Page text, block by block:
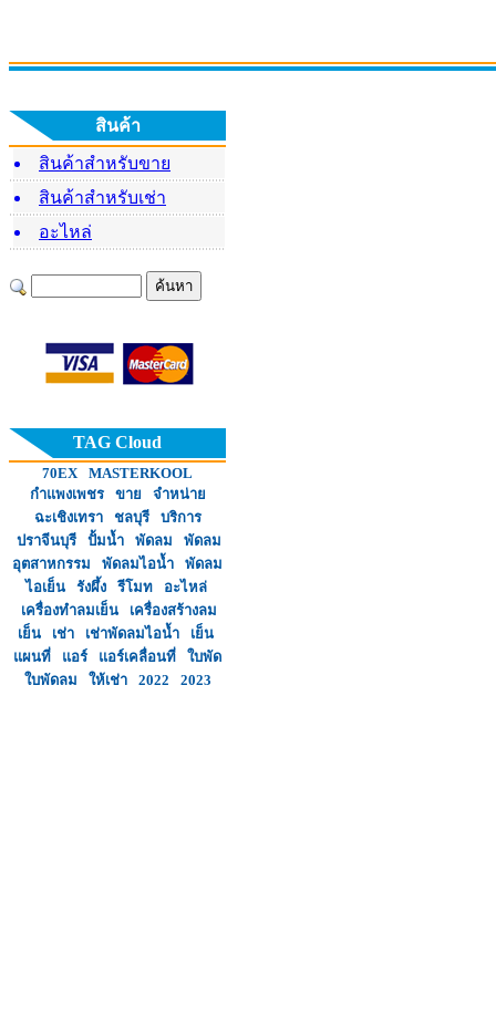
ไอน้ำ
พิธีตั้งศาลบวงสรวงท้าว
โครงการมอบพัดลมไอเย็น
แก่นายบุตร แก้วพิกุล
สินค้า
สินค้าสำหรับขาย
สินค้าสำหรับเช่า
อะไหล่
TAG Cloud
70EX
MASTERKOOL
กำแพงเพชร
ขาย
จำหน่าย
ฉะเชิงเทรา
ชลบุรี
บริการ
ปราจีนบุรี
ปั้มน้ำ พัดลม
พัดลม
อุตสาหกรรม
พัดลมไอน้ำ
พัดลม
ไอเย็น
รังผึ้ง รีโมท
อะไหล่
เครื่องทำลมเย็น
เครื่องสร้างลม
เย็น
เช่า เช่าพัดลมไอน้ำ
เย็น
แผนที่
แอร์ แอร์เคลื่อนที่
ใบพัด
ใบพัดลม
ให้เช่า 2022 2023